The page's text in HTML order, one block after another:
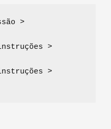
>
>
>